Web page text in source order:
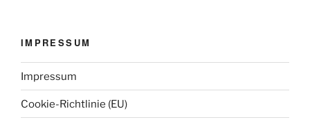
IMPRESSUM
Impressum
Cookie-Richtlinie (EU)